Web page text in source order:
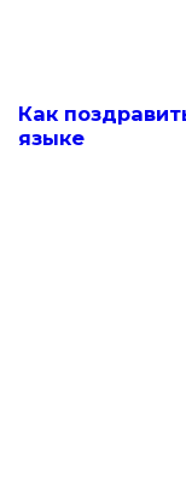
Как
языке